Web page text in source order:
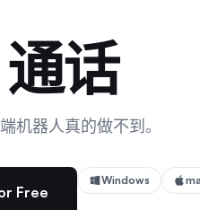
话
机器人真的做不到。
Free
Windows